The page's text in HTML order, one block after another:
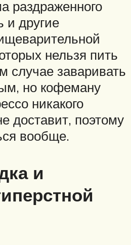
раздраженного
и другие
нельзя пить
случае заваривать
но кофеману
никакого
доставит, поэтому
вообще.
и